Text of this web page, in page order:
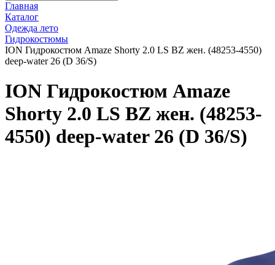
Главная
Каталог
Одежда лето
Гидрокостюмы
ION Гидрокостюм Amaze Shorty 2.0 LS BZ жен. (48253-4550)
deep-water 26 (D 36/S)
ION Гидрокостюм Amaze
Shorty 2.0 LS BZ жен. (48253-
4550) deep-water 26 (D 36/S)